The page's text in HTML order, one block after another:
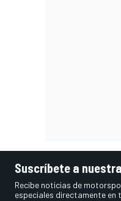
Suscríbete a
Recibe noticias de
especiales directamente en